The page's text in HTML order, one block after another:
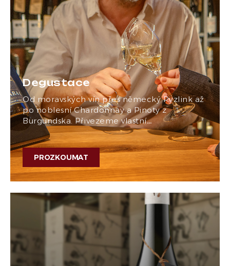
Degustace
Od moravských vín přes německý Ryzlink až
po noblesní Chardonnay a Pinoty z
Burgundska. Přivezeme vlastní…
PROZKOUMAT